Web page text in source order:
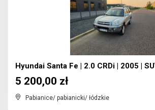
Hyundai Santa Fe | 2.0 CRDi | 2005 |
Pabianice/ pabianicki/ łódzkie
5 200,00 zł